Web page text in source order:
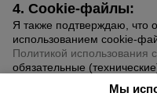
4. Cookie-файлы:
Я также подтверждаю, что
использованием cookie-
Политикой использования
обязательные
Мы